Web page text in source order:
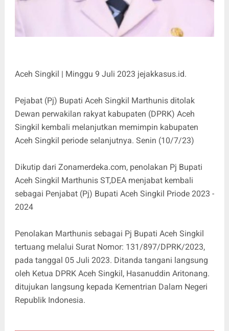
Aceh Singkil | Minggu 9 Juli 2023 jejakkasus.id.
Pejabat (Pj) Bupati Aceh Singkil Marthunis ditolak
Dewan perwakilan rakyat kabupaten (DPRK) Aceh
Singkil kembali melanjutkan memimpin kabupaten
Aceh Singkil periode selanjutnya. Senin (10/7/23)
Dikutip dari Zonamerdeka.com, penolakan Pj Bupati
Aceh Singkil Marthunis ST,DEA menjabat kembali
sebagai Penjabat (Pj) Bupati Aceh Singkil Priode 2023 -
2024
Penolakan Marthunis sebagai Pj Bupati Aceh Singkil
tertuang melalui Surat Nomor: 131/897/DPRK/2023,
pada tanggal 05 Juli 2023. Ditanda tangani langsung
oleh Ketua DPRK Aceh Singkil, Hasanuddin Aritonang.
ditujukan langsung kepada Kementrian Dalam Negeri
Republik Indonesia.